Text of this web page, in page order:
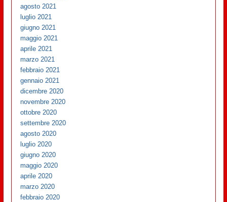
agosto 2021
luglio 2021
giugno 2021
maggio 2021
aprile 2021
marzo 2021
febbraio 2021
gennaio 2021
dicembre 2020
novembre 2020
ottobre 2020
settembre 2020
agosto 2020
luglio 2020
giugno 2020
maggio 2020
aprile 2020
marzo 2020
febbraio 2020